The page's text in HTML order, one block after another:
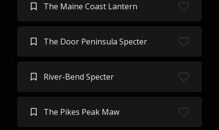
The Maine Coast Lantern
The Door Peninsula Specter
River-Bend Specter
The Pikes Peak Maw